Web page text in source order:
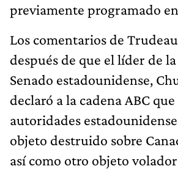
previamente programado
Los comentarios de
después de que el líder de
Senado estadounidense,
declaró a la cadena ABC que
autoridades
objeto destruido sobre
así como otro objeto